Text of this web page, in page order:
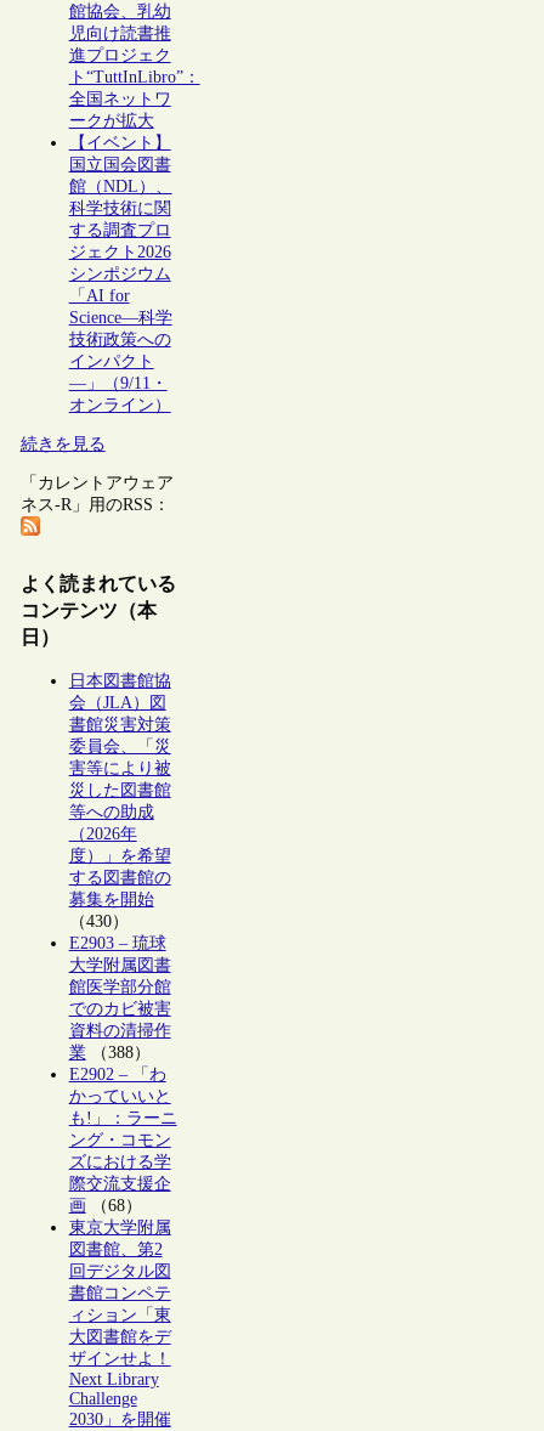
館協会、乳幼
児向け読書推
進プロジェク
ト“TuttInLibro”：
全国ネットワ
ークが拡大
【イベント】
国立国会図書
館（NDL）、
科学技術に関
する調査プロ
ジェクト2026
シンポジウム
「AI for
Science―科学
技術政策への
インパクト
―」（9/11・
オンライン）
続きを見る
「カレントアウェア
ネス-R」用のRSS：
よく読まれている
コンテンツ（本
日）
日本図書館協
会（JLA）図
書館災害対策
委員会、「災
害等により被
災した図書館
等への助成
（2026年
度）」を希望
する図書館の
募集を開始
（430）
E2903 – 琉球
大学附属図書
館医学部分館
でのカビ被害
資料の清掃作
業（388）
E2902 – 「わ
かっていいと
も!」：ラーニ
ング・コモン
ズにおける学
際交流支援企
画 （68）
東京大学附属
図書館、第2
回デジタル図
書館コンペテ
ィション「東
大図書館をデ
ザインせよ！
Next Library
Challenge
2030」を開催